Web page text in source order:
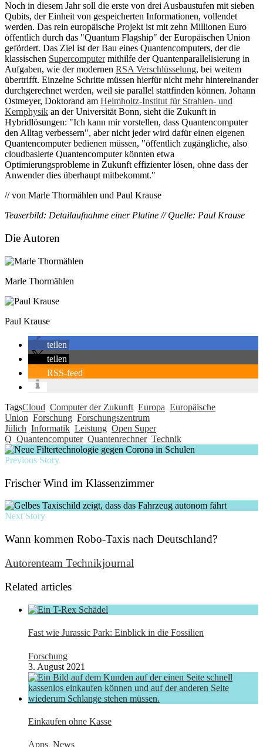
Noch in diesem Jahr soll die erste von drei Ausbaustufen mit sieben
Qubits, der Einheit von gespeicherten Informationen, vollendet
werden. Das rein europäische Projekt ist mit zehn Millionen Euro
öffentlich durch das "Quantum Flagship" der Europäischen Union
gefördert. Das Ziel ist der Bau eines Quantencomputers, der die
klassischen Supercomputermithilfe der Quantenparallelisierung in
Aufgaben, wie der modernen RSA Verschlüsselung, bei weitem
übertrifft. Einzelne Schritte müssen hierfür nicht mehr hintereinander
durchgerechnet werden, weil sie parallel stattfinden können. Johann
Ostmeyer, Doktorand am Helmholtz-Institut für Strahlen- und
Kernphysik an der Universität Bonn, sieht die Zukunft in
Hybridlösungen: "Ich kann mir vorstellen, dass Quantencomputer
den Alltag verbessern", aber nicht jeder wird dafür einen eigenen
Quantencomputer bedienen müssen, "öffentlich zugängliche, also
cloudbasierte Quantencomputer könnten etwa
Optimierungsprobleme in Zukunft effizienter lösen, ohne dass der
Anwender dies überhaupt mitbekommt."
// von Marle Thormählen und Paul Krause
Teaserbild: Detailaufnahme einer Platine // Quelle: Paul Krause
Die Autoren
Marle Thormählen
Paul Krause
teilen
teilen
RSS-feed
TagsCloud Computer der Zukunft Europa Europäische
Union Forschung Forschungszentrum
Jülich Informatik Leistung Open Super
Q Quantencomputer Quantenrechner Technik
Previous Story
Frischer Wind im Klassenzimmer
Next Story
Wann kommen Robo-Taxis nach Deutschland?
Autorenteam Technikjournal
Related articles
Fast wie Jurassic Park: Einblick in die Fossilien
Forschung
3. August 2021
Einkaufen ohne Kasse
Apps, News